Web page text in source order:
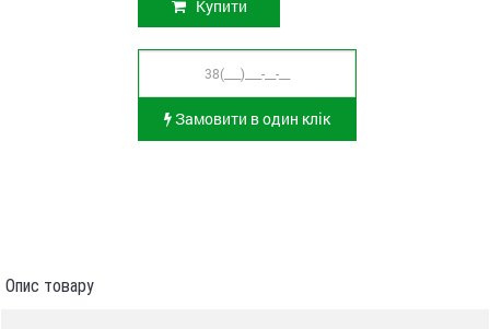
Купити
Замовити в один клік
Опис товару